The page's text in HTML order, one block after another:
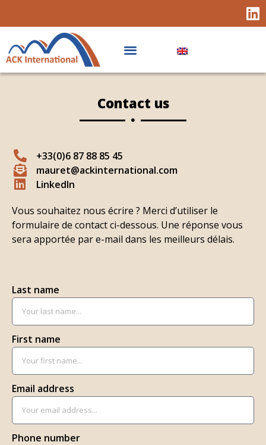
Contact us
+33(0)6 87 88 85 45
mauret@ackinternational.com
LinkedIn
Vous souhaitez nous écrire ? Merci d’utiliser le
formulaire de contact ci-dessous. Une réponse vous
sera apportée par e-mail dans les meilleurs délais.
Last name
First name
Email address
Phone number